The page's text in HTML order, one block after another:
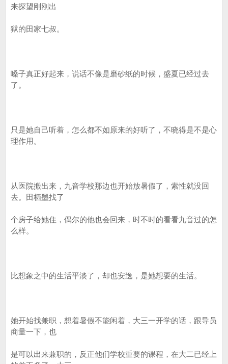
来探望刚刚出
狱的田家七叔。
嗓子真正好起来，说话不像是磨砂纸的时候，盛夏已经过去
了。
只是她自己听着，怎么都不如原来的好听了，不晓得是不是心
理作用。
从医院搬出来，九音学校那边也开始放暑假了，索性就没回
去。田栖墨找了
个房子给她住，偶尔的他也会回来，时不时的看看九音过的怎
么样。
比想象之中的生活平淡了，却也安逸，是她想要的生活。
她开始找兼职，想着暑假不能闲着，大三一开学的话，跟导员
商量一下，也
是可以出来兼职的，反正他们学校重要的课程，在大二已经上